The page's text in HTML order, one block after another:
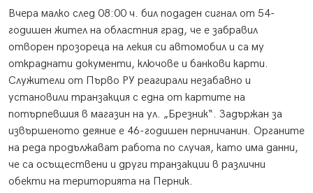
Вчера малко след 08:00 ч. бил подаден сигнал от 54-
годишен жител на областния град, че е забравил
отворен прозореца на лекия си автомобил и са му
откраднати документи, ключове и банкови карти.
Служители от Първо РУ реагирали незабавно и
установили транзакция с една от картите на
потърпевшия в магазин на ул. „Брезник“. Задържан за
извършеното деяние е 46-годишен перничанин. Органите
на реда продължават работа по случая, като има данни,
че са осъществени и други транзакции в различни
обекти на територията на Перник.